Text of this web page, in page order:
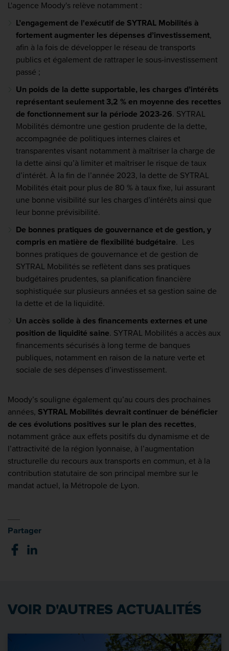
L'agence Moody's relève notamment :
L’engagement de l'exécutif de SYTRAL Mobilités à
fortement augmenter les dépenses d’investissement,
afin à la fois de développer le réseau de transports
publics et également de rattraper le sous-investissement
passé ;
Un poids de la dette supportable, les charges d’intérêts
représentant seulement 3,2 % en moyenne des recettes
de fonctionnement sur la période 2023-26. SYTRAL
Mobilités démontre une gestion prudente de la dette,
accompagnée de politiques internes claires et
transparentes visant notamment à maîtriser la charge de
la dette ainsi qu’à limiter et maîtriser le risque de taux
d’intérêt. À la fin de l’année 2023, la dette de SYTRAL
Mobilités était pour plus de 80 % à taux fixe, lui assurant
une bonne visibilité sur les charges d’intérêts ainsi que
leur bonne prévisibilité.
De bonnes pratiques de gouvernance et de gestion, y
compris en matière de flexibilité budgétaire. Les
bonnes pratiques de gouvernance et de gestion de
SYTRAL Mobilités se reflètent dans ses pratiques
budgétaires prudentes, sa planification financière
sophistiquée sur plusieurs années et sa gestion saine de
la dette et de la liquidité.
Un accès solide à des financements externes et une
position de liquidité saine. SYTRAL Mobilités a accès aux
financements sécurisés à long terme de banques
publiques, notamment en raison de la nature verte et
sociale de ses dépenses d’investissement.
Moody’s souligne également qu’au cours des prochaines
années, SYTRAL Mobilités devrait continuer de bénéficier
de ces évolutions positives sur le plan des recettes,
notamment grâce aux effets positifs du dynamisme et de
l’attractivité de la région lyonnaise, à l’augmentation
structurelle du recours aux transports en commun, et à la
contribution statutaire de son principal membre sur le
mandat actuel, la Métropole de Lyon.
Partager
VOIR D'AUTRES ACTUALITÉS